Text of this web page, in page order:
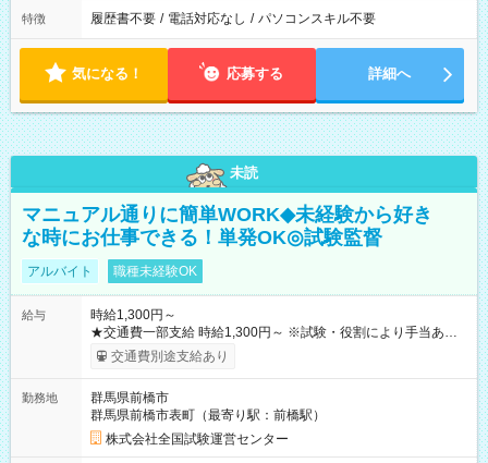
特徴 履歴書不要 / 電話対応なし / パソコンスキル不要
気になる！ 応募する 詳細へ
未読
マニュアル通りに簡単WORK◆未経験から好き
な時にお仕事できる！単発OK◎試験監督
アルバイト 職種未経験OK
給与
時給1,300円～
★交通費一部支給 時給1,300円～ ※試験・役割により手当あり
※勤務回数により昇給あり 【即給（前払い）オプションあ
り！】 希望される場合、勤務から1週間ほどで給与の一部を受け
例】 ・河合塾模擬試験 8:30～17:30（休憩1時間） 時給1,300円
×8時間＝日収10,400円＋交通費 ※当日の役割により時給＋100
円の場合あり ・国家試験 7:00～13:30（休憩なし） 時給1,300
円（役割手当＋100円）×6時間＝日収8,400円＋交通費 【試用期
交通費別途支給あり
勤務地
群馬県前橋市
群馬県前橋市表町（最寄り駅：前橋駅）
株式会社全国試験運営センター